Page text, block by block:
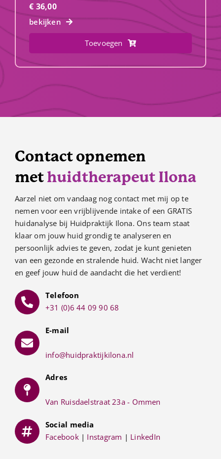
€ 36,00
bekijken
Toevoegen
Contact opnemen
methuidtherapeut Ilona
Aarzel niet om vandaag nog contact met mij op te
nemen voor een vrijblijvende intake of een GRATIS
huidanalyse bij Huidpraktijk Ilona. Ons team staat
klaar om jouw huid grondig te analyseren en
persoonlijk advies te geven, zodat je kunt genieten
van een gezonde en stralende huid. Wacht niet langer
en geef jouw huid de aandacht die het verdient!
Telefoon
+31 (0)6 44 09 90 68
E-mail
info@huidpraktijkilona.nl
Adres
Van Ruisdaelstraat 23a - Ommen
Social media
Facebook| Instagram | LinkedIn